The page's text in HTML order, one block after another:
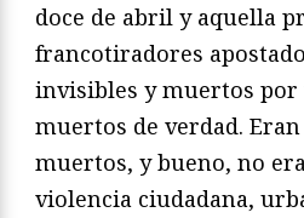
doce de abril y aquella
francotiradores
invisibles y muertos por
muertos de verdad.
muertos, y bueno, no
violencia ciudadana,